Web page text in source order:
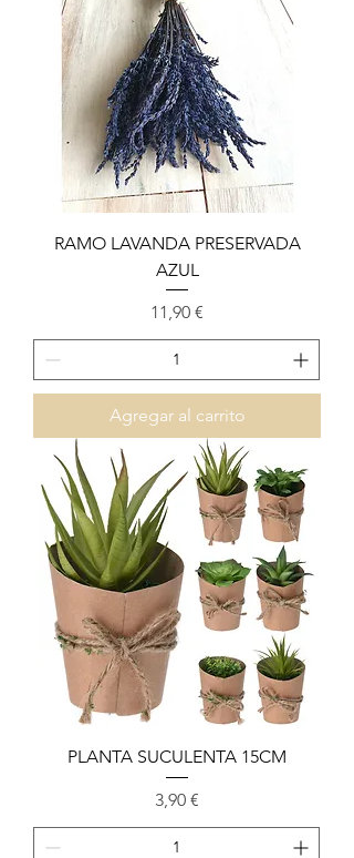
RAMO LAVANDA PRESERVADA
AZUL
Precio
11,90 €
Agregar al carrito
PLANTA SUCULENTA 15CM
Precio
3,90 €